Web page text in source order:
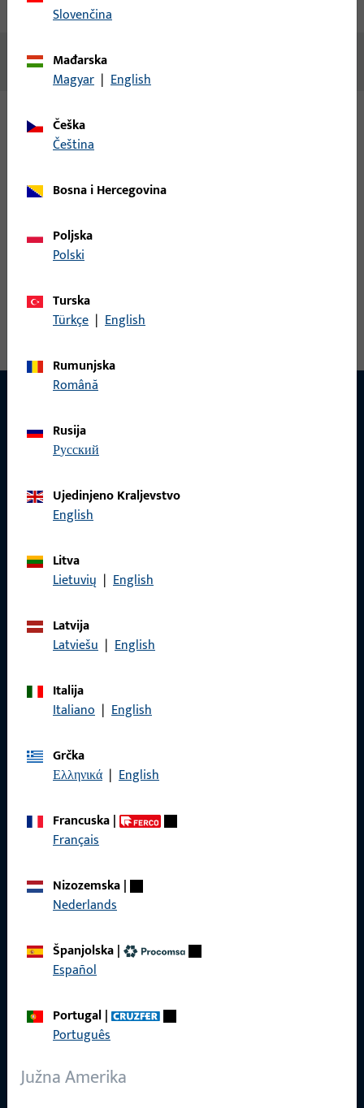
Preuzimanja
Nema dostupnog sadržaja
Varijante
Vodeća tračnica, ukupna širina 23,5 mm, ukupna visina /
dubina 17 mm, ukupna duljina 6.000 mm
KONTAKT
Naš tim za korisničku podršku rado će vam pomoći sa svim
Jednostavno nas kontaktirajte telefonom ili e-poštom.
Nazovite nas
Slovenčina
Mađarska
Magyar | English
Češka
čeština
Bosna i Hercegovina
Poljska
Polski
Turska
Türkçe | English
Rumunjska
Română
Rusija
русский
Ujedinjeno Kraljevstvo
English
Litva
Lietuvių | English
Latvija
Latviešu | English
Italija
Italiano | English
Grčka
Ελληνικά | English
Francuska|
Français
Nizozemska|
Nederlands
Španjolska|
Español
Portugal|
Português
Južna Amerika
Pravne informacije
Zaštita podataka
Brzi pristup
O nama